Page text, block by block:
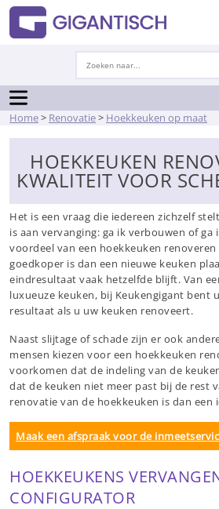
Home> Renovatie> Hoekkeuken op maat
HOEKKEUKEN
KWALITEIT VOOR
Het is een vraag die iedereen zichzelf
is aan vervanging: ga ik verbouwen of
voordeel van een hoekkeuken
goedkoper is dan een nieuwe keuken
eindresultaat vaak hetzelfde blijft. Van
luxueuze keuken, bij Keukengigant bent
resultaat als u uw keuken renoveert.
Naast slijtage of schade zijn er ook
mensen kiezen voor een hoekkeuken
voorkomen dat de indeling van de
dat de keuken niet meer past bij de rest
renovatie van de hoekkeuken is dan een
Maak een afspraak voor de
HOEKKEUKENS
CONFIGURATOR